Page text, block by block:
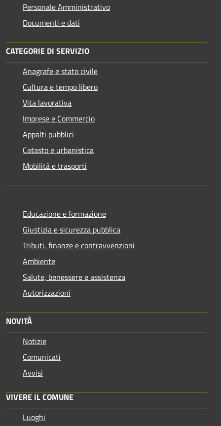
Personale Amministrativo
Documenti e dati
CATEGORIE DI SERVIZIO
Anagrafe e stato civile
Cultura e tempo libero
Vita lavorativa
Imprese e Commercio
Appalti pubblici
Catasto e urbanistica
Mobilità e trasporti
Educazione e formazione
Giustizia e sicurezza pubblica
Tributi, finanze e contravvenzioni
Ambiente
Salute, benessere e assistenza
Autorizzazioni
NOVITÀ
Notizie
Comunicati
Avvisi
VIVERE IL COMUNE
Luoghi